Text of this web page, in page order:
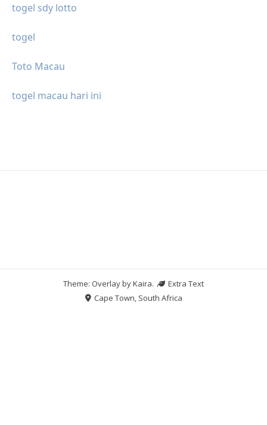
togel sdy lotto
togel
Toto Macau
togel macau hari ini
Theme: Overlay byKaira.
Extra Text
Cape Town, South Africa